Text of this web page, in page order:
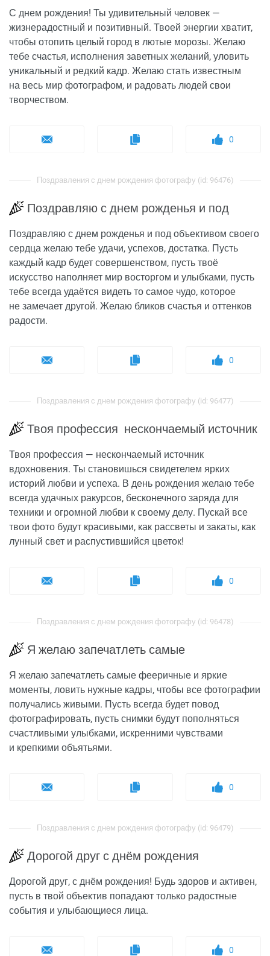
С днем рождения! Ты удивительный человек —
жизнерадостный и позитивный. Твоей энергии хватит,
чтобы отопить целый город в лютые морозы. Желаю
тебе счастья, исполнения заветных желаний, уловить
уникальный и редкий кадр. Желаю стать известным
на весь мир фотографом, и радовать людей свои
творчеством.
0
Поздравления с днем рождения фотографу (id: 96476)
Поздравляю с днем рожденья и под
Поздравляю с днем рожденья и под объективом своего
сердца желаю тебе удачи, успехов, достатка. Пусть
каждый кадр будет совершенством, пусть твоё
искусство наполняет мир восторгом и улыбками, пусть
тебе всегда удаётся видеть то самое чудо, которое
не замечает другой. Желаю бликов счастья и оттенков
радости.
0
Поздравления с днем рождения фотографу (id: 96477)
Твоя профессия нескончаемый источник
Твоя профессия — нескончаемый источник
вдохновения. Ты становишься свидетелем ярких
историй любви и успеха. В день рождения желаю тебе
всегда удачных ракурсов, бесконечного заряда для
техники и огромной любви к своему делу. Пускай все
твои фото будут красивыми, как рассветы и закаты, как
лунный свет и распустившийся цветок!
0
Поздравления с днем рождения фотографу (id: 96478)
Я желаю запечатлеть самые
Я желаю запечатлеть самые фееричные и яркие
моменты, ловить нужные кадры, чтобы все фотографии
получались живыми. Пусть всегда будет повод
фотографировать, пусть снимки будут пополняться
счастливыми улыбками, искренними чувствами
и крепкими объятьями.
0
Поздравления с днем рождения фотографу (id: 96479)
Дорогой друг с днём рождения
Дорогой друг, с днём рождения! Будь здоров и активен,
пусть в твой объектив попадают только радостные
события и улыбающиеся лица.
0